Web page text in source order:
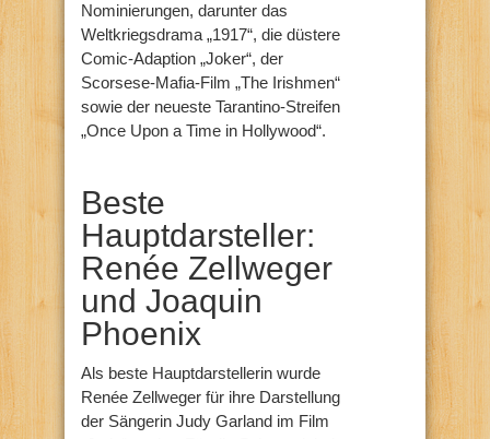
Nominierungen, darunter das
Weltkriegsdrama „1917“, die düstere
Comic-Adaption „Joker“, der
Scorsese-Mafia-Film „The Irishmen“
sowie der neueste Tarantino-Streifen
„Once Upon a Time in Hollywood“.
Beste
Hauptdarsteller:
Renée Zellweger
und Joaquin
Phoenix
Als beste Hauptdarstellerin wurde
Renée Zellweger für ihre Darstellung
der Sängerin Judy Garland im Film